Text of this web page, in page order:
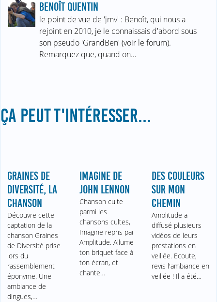
BENOÎT QUENTIN
le point de vue de 'jmv' : Benoît, qui nous a
rejoint en 2010, je le connaissais d'abord sous
son pseudo 'GrandBen' (voir le forum).
Remarquez que, quand on…
ÇA PEUT T'INTÉRESSER...
GRAINES DE
DIVERSITÉ, LA
CHANSON
Découvre cette
captation de la
chanson Graines
de Diversité prise
lors du
rassemblement
éponyme. Une
ambiance de
dingues,…
IMAGINE DE
JOHN LENNON
Chanson culte
parmi les
chansons cultes,
Imagine repris par
Amplitude. Allume
ton briquet face à
ton écran, et
chante…
DES COULEURS
SUR MON
CHEMIN
Amplitude a
diffusé plusieurs
vidéos de leurs
prestations en
veillée. Ecoute,
revis l'ambiance en
veillée ! Il a été…